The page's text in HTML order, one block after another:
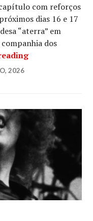
com reforços
dias 16 e 17
“aterra” em
dos
THE 69 EYES
2026